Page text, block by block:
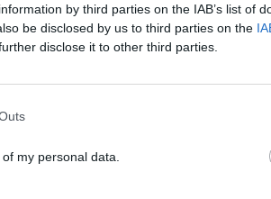
by third parties on the IAB’s list of
be disclosed by us to third parties on the
disclose it to other third parties.
my personal data.
badanie poziomu cukru,
zalecić również tomografię